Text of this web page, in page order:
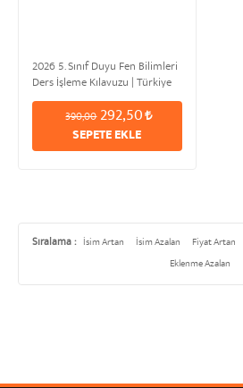
2026 5. Sınıf Duyu Fen Bilimleri
Ders İşleme Kılavuzu | Türkiye
Yüzyılı & Maarif Modeli
390,00 292,50
SEPETE EKLE
Sıralama : İsim Artan İsim Azalan Fiyat Artan
Eklenme Azalan